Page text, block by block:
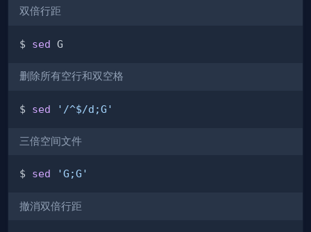
双倍行距
$ sed
删除所有空行和双空格
$ sed '/^$/d;G'
三倍空间文件
$ sed 'G;G'
撤消双倍行距